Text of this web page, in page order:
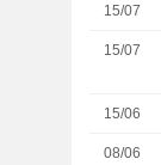
15/07
15/07
15/06
08/06